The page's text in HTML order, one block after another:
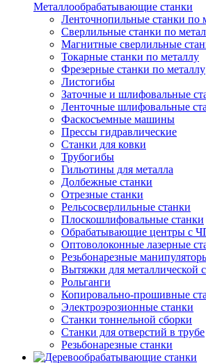
Металлообрабатывающие станки
Ленточнопильные станки по
Сверлильные станки по
Магнитные сверлильные
Токарные станки по металлу
Фрезерные станки по металлу
Листогибы
Заточные и шлифовальные
Ленточные шлифовальные
Фаскосъемные машины
Прессы гидравлические
Станки для ковки
Трубогибы
Гильотины для металла
Долбежные станки
Отрезные станки
Рельсосверлильные станки
Плоскошлифовальные станки
Обрабатывающие центры с
Оптоволоконные лазерные
Резьбонарезные
Вытяжки для металлической
Рольганги
Копировально-прошивные
Электроэрозионные станки
Станки тоннельной сборки
Станки для отверстий в трубе
Резьбонарезные станки